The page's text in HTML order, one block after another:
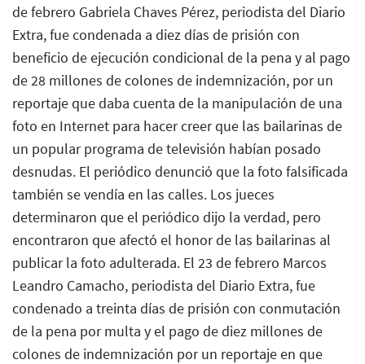
de febrero Gabriela Chaves Pérez, periodista del Diario
Extra, fue condenada a diez días de prisión con
beneficio de ejecución condicional de la pena y al pago
de 28 millones de colones de indemnización, por un
reportaje que daba cuenta de la manipulación de una
foto en Internet para hacer creer que las bailarinas de
un popular programa de televisión habían posado
desnudas. El periódico denunció que la foto falsificada
también se vendía en las calles. Los jueces
determinaron que el periódico dijo la verdad, pero
encontraron que afectó el honor de las bailarinas al
publicar la foto adulterada. El 23 de febrero Marcos
Leandro Camacho, periodista del Diario Extra, fue
condenado a treinta días de prisión con conmutación
de la pena por multa y el pago de diez millones de
colones de indemnización por un reportaje en que